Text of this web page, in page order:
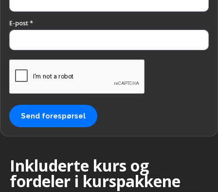
E-post *
Send forespørsel
Inkluderte kurs og
fordeler i kurspakkene